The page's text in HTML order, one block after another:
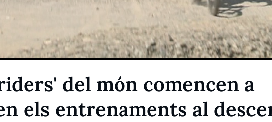
del món comencen a
els entrenaments al